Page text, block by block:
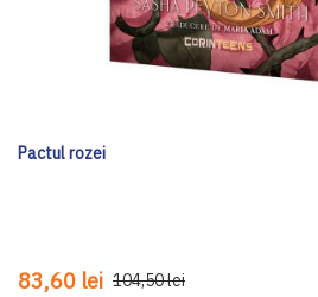
Pactul rozei
83,60 lei 104,50 lei